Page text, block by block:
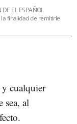
EL ESPAÑOL
la finalidad de remitirle
y cualquier
sea, al